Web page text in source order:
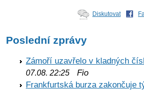
Diskutovat
Poslední zprávy
Zámoří uzavřelo v kladných
07.08. 22:25 Fio
Frankfurtská burza zakončuje